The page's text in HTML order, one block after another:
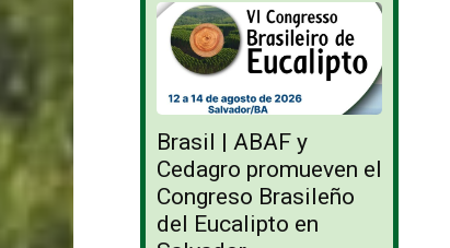
Brasil | ABAF y
Cedagro promueven el
Congreso Brasileño
del Eucalipto en